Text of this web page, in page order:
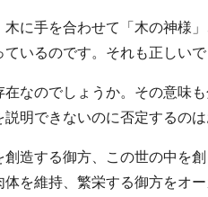
に手を合わせて「木の神様
いるのです。それも正しいで
なのでしょうか。その意味
明できないのに否定するのは
創造する御方、この世の中を
を維持、繁栄する御方をオ